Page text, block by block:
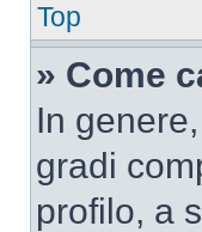
Top
» Come
In
gradi
profilo, a